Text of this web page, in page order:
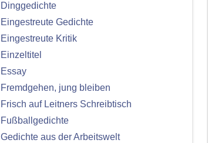
Dinggedichte
Eingestreute Gedichte
Eingestreute Kritik
Einzeltitel
Essay
Fremdgehen, jung bleiben
Frisch auf Leitners Schreibtisch
Fußballgedichte
Gedichte aus der Arbeitswelt